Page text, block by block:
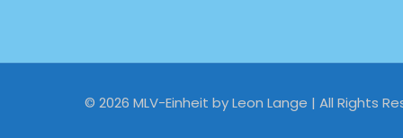
© 2026 MLV-Einheit by Leon Lange | All Rights